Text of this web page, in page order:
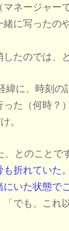
ネージャー
に写ったの
たのでは、
に、時刻の
った（何時
。
とのことで
も折れていた
いた状態で
「でも、これ